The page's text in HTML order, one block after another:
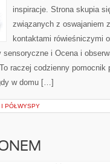
inspiracje. Strona skupia
związanych z oswajaniem
kontaktami rówieśniczymi
i Ocena i
raczej codzienny pomocnik
w domu […]
PÓŁWYSPY